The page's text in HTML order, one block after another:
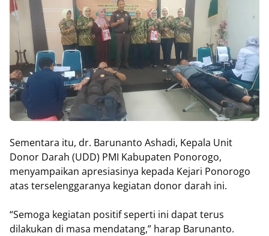
Sementara itu, dr. Barunanto Ashadi, Kepala Unit
Donor Darah (UDD) PMI Kabupaten Ponorogo,
menyampaikan apresiasinya kepada Kejari Ponorogo
atas terselenggaranya kegiatan donor darah ini.
“Semoga kegiatan positif seperti ini dapat terus
dilakukan di masa mendatang,” harap Barunanto.